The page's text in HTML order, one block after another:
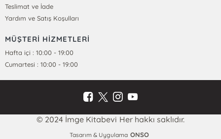
Teslimat ve İade
Yardım ve Satış Koşulları
MÜŞTERİ HİZMETLERİ
Hafta içi : 10:00 - 19:00
Cumartesi : 10:00 - 19:00
© 2024 İmge Kitabevi Her hakkı saklıdır.
Tasarım & Uygulama ONSO